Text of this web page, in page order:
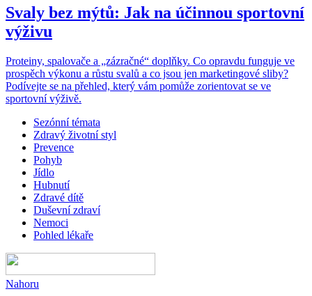
Svaly bez mýtů: Jak na účinnou sportovní
výživu
Proteiny, spalovače a „zázračné“ doplňky. Co opravdu funguje ve
prospěch výkonu a růstu svalů a co jsou jen marketingové sliby?
Podívejte se na přehled, který vám pomůže zorientovat se ve
sportovní výživě.
Sezónní témata
Zdravý životní styl
Prevence
Pohyb
Jídlo
Hubnutí
Zdravé dítě
Duševní zdraví
Nemoci
Pohled lékaře
Nahoru